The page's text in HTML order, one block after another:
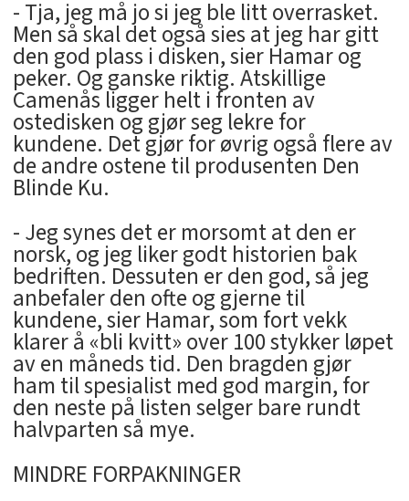
- Tja, jeg må jo si jeg ble litt overrasket.
Men så skal det også sies at jeg har gitt
den god plass i disken, sier Hamar og
peker. Og ganske riktig. Atskillige
Camenås ligger helt i fronten av
ostedisken og gjør seg lekre for
kundene. Det gjør for øvrig også flere av
de andre ostene til produsenten Den
Blinde Ku.
- Jeg synes det er morsomt at den er
norsk, og jeg liker godt historien bak
bedriften. Dessuten er den god, så jeg
anbefaler den ofte og gjerne til
kundene, sier Hamar, som fort vekk
klarer å «bli kvitt» over 100 stykker løpet
av en måneds tid. Den bragden gjør
ham til spesialist med god margin, for
den neste på listen selger bare rundt
halvparten så mye.
MINDRE FORPAKNINGER